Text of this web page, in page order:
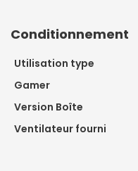
Conditionnement
Utilisation type
Gamer
Version Boîte
Ventilateur fourni